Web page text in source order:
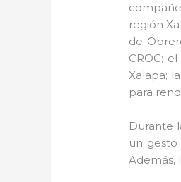
región
de
CROC;
Xalapa;
para
Durante
un
Además,